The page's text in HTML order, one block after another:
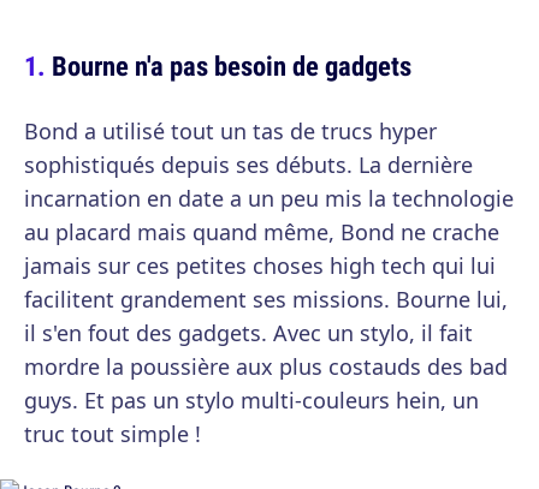
Bourne n'a pas besoin de gadgets
Bond a utilisé tout un tas de trucs hyper
sophistiqués depuis ses débuts. La dernière
incarnation en date a un peu mis la technologie
au placard mais quand même, Bond ne crache
jamais sur ces petites choses high tech qui lui
facilitent grandement ses missions. Bourne lui,
il s'en fout des gadgets. Avec un stylo, il fait
mordre la poussière aux plus costauds des bad
guys. Et pas un stylo multi-couleurs hein, un
truc tout simple !